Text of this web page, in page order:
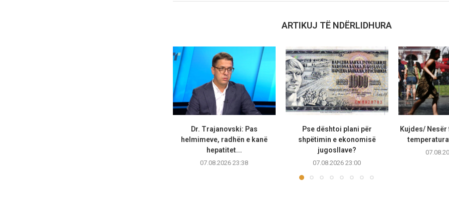
ARTIKUJ TË NDËRLIDHURA
Dr. Trajanovski: Pas
helmimeve, radhën e kanë
hepatitet...
07.08.2026 23:38
Pse dështoi plani për
shpëtimin e ekonomisë
jugosllave?
07.08.2026 23:00
Kujdes/